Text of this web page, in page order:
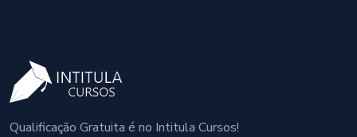
Qualificação Gratuita é no Intitula Cursos!